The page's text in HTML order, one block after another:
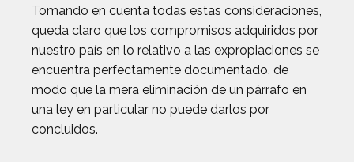
Tomando en cuenta todas estas consideraciones,
queda claro que los compromisos adquiridos por
nuestro país en lo relativo a las expropiaciones se
encuentra perfectamente documentado, de
modo que la mera eliminación de un párrafo en
una ley en particular no puede darlos por
concluidos.